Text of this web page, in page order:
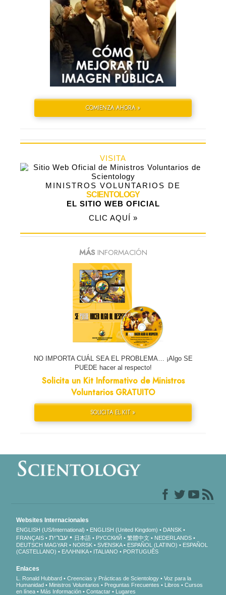
COMIENZA AHORA »
VISITA
MINISTROS VOLUNTARIOS DE
SCIENTOLOGY
EL SITIO WEB OFICIAL
CLIC AQUÍ »
MÁSINFORMACIÓN
NO IMPORTA CUÁL SEA EL PROBLEMA… ¡Algo SE
PUEDE hacer al respecto!
Solicita un Kit Informativo de Ministros
Voluntarios GRATUITO
SOLICITA EL KIT »
Websites Internacionales
ENGLISH (US/International) ENGLISH (United Kingdom)
DANSK
FRANÇAIS
עברית 日本語 РУССКИЙ 繁體中文
NEDERLANDS
DEUTSCH MAGYAR NORSK SVENSKA ESPAÑOL (LATINO)
ESPAÑOL
(CASTELLANO)
ΕΛΛΗΝΙΚA ITALIANO PORTUGUÊS
Enlaces
L. Ronald Hubbard Creencias y Prácticas de Scientology
Voz para la
Humanidad
Ministros Voluntarios Preguntas Frecuentes Libros
Cursos
en línea
Más Información Contactar Lugares